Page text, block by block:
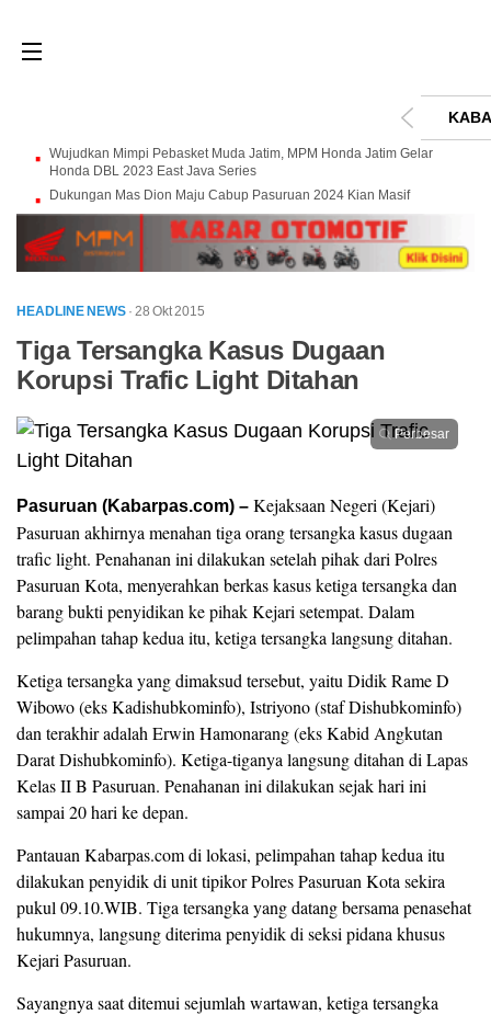
Wujudkan Mimpi Pebasket Muda Jatim, MPM Honda Jatim Gelar
Honda DBL 2023 East Java Series
Dukungan Mas Dion Maju Cabup Pasuruan 2024 Kian Masif
HEADLINE NEWS · 28 Okt 2015
Tiga Tersangka Kasus Dugaan
Korupsi Trafic Light Ditahan
Perbesar
Pasuruan (Kabarpas.com) – Kejaksaan Negeri (Kejari)
Pasuruan akhirnya menahan tiga orang tersangka kasus dugaan
trafic light. Penahanan ini dilakukan setelah pihak dari Polres
Pasuruan Kota, menyerahkan berkas kasus ketiga tersangka dan
barang bukti penyidikan ke pihak Kejari setempat. Dalam
pelimpahan tahap kedua itu, ketiga tersangka langsung ditahan.
Ketiga tersangka yang dimaksud tersebut, yaitu Didik Rame D
Wibowo (eks Kadishubkominfo), Istriyono (staf Dishubkominfo)
dan terakhir adalah Erwin Hamonarang (eks Kabid Angkutan
Darat Dishubkominfo). Ketiga-tiganya langsung ditahan di Lapas
Kelas II B Pasuruan. Penahanan ini dilakukan sejak hari ini
sampai 20 hari ke depan.
Pantauan Kabarpas.com di lokasi, pelimpahan tahap kedua itu
dilakukan penyidik di unit tipikor Polres Pasuruan Kota sekira
pukul 09.10.WIB. Tiga tersangka yang datang bersama penasehat
hukumnya, langsung diterima penyidik di seksi pidana khusus
Kejari Pasuruan.
Sayangnya saat ditemui sejumlah wartawan, ketiga tersangka